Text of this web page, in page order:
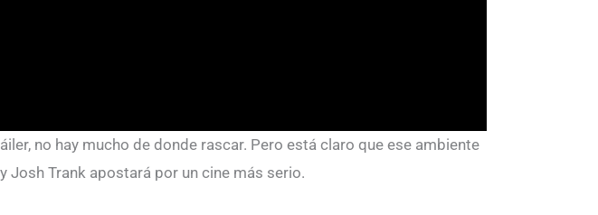
no hay mucho de donde rascar. Pero está claro que ese ambiente
Trank apostará por un cine más serio.